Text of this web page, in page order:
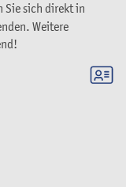
Sie sich direkt in
Weitere